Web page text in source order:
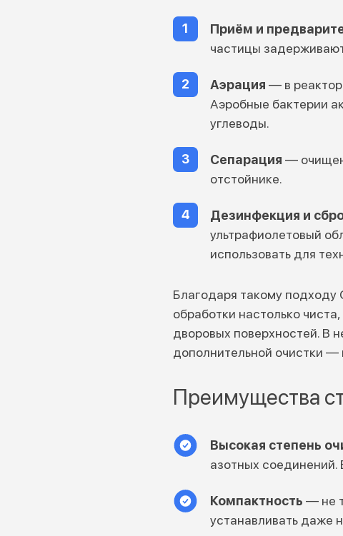
Приём и
частицы
Аэрация — в
Аэробные бактерии
углеводы.
Сепарация —
отстойнике.
Дезинфекция и
ультрафиолетовый
использовать для
Благодаря такому подходу
обработки настолько
дворовых поверхностей. В
дополнительной очистки
Преимущества
Высокая степень
азотных соединений.
Компактность — не
устанавливать даже